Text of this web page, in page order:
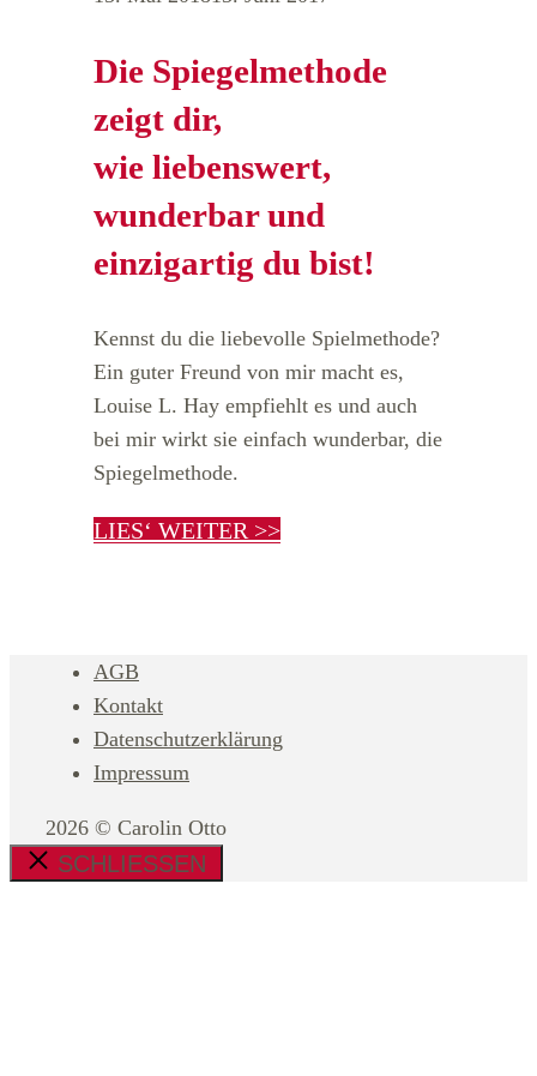
Die Spiegelmethode
zeigt dir,
wie liebenswert,
wunderbar und
einzigartig du bist!
Kennst du die liebevolle Spielmethode?
Ein guter Freund von mir macht es,
Louise L. Hay empfiehlt es und auch
bei mir wirkt sie einfach wunderbar, die
Spiegelmethode.
LIES‘ WEITER >>
AGB
Kontakt
Datenschutzerklärung
Impressum
2026 © Carolin Otto
SCHLIESSEN